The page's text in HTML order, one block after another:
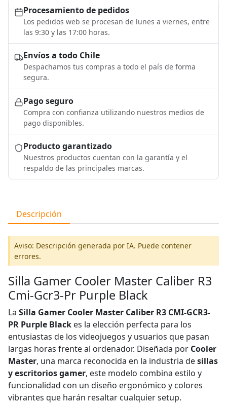
Procesamiento de pedidos
Los pedidos web se procesan de lunes a viernes, entre
las 9:30 y las 17:00 horas.
Envíos a todo Chile
Despachamos tus compras a todo el país de forma
segura.
Pago seguro
Compra con confianza utilizando nuestros medios de
pago disponibles.
Producto garantizado
Nuestros productos cuentan con la garantía y el
respaldo de las principales marcas.
Descripción
Aviso: Descripción generada por IA. Puede contener
errores.
Silla Gamer Cooler Master Caliber R3
Cmi-Gcr3-Pr Purple Black
La Silla Gamer Cooler Master Caliber R3 CMI-GCR3-
PR Purple Black es la elección perfecta para los
entusiastas de los videojuegos y usuarios que pasan
largas horas frente al ordenador. Diseñada por Cooler
Master, una marca reconocida en la industria desillas
y escritorios gamer, este modelo combina estilo y
funcionalidad con un diseño ergonómico y colores
vibrantes que harán resaltar cualquier setup.